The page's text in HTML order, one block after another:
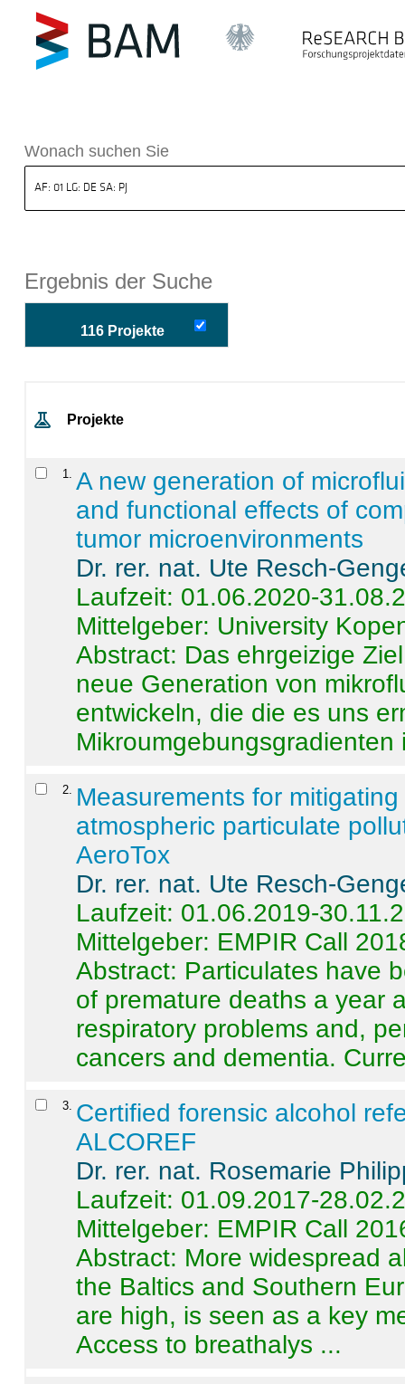
BAM
Wonach suchen Sie
Ergebnis der Suche
116 Projekte
Projekte
1
A new generation of
and functional effects of
tumor microenvironments
Dr. rer. nat. Ute Resch-
Laufzeit: 01.06.2020-
Mittelgeber: University
Abstract: Das ehrgeizige
neue Generation von
entwickeln, die die es uns
Mikroumgebungsgradienten
2
Measurements for
atmospheric particulate
AeroTox
Dr. rer. nat. Ute Resch-
Laufzeit: 01.06.2019-
Mittelgeber: EMPIR Call
Abstract: Particulates have
of premature deaths a year
respiratory problems and,
cancers and dementia.
3 Certified forensic alcohol
ALCOREF
Dr. rer. nat. Rosemarie
Laufzeit: 01.09.2017-
Mittelgeber: EMPIR Call
Abstract: More widespread
the Baltics and Southern
are high, is seen as a key
Access to breathalys ...